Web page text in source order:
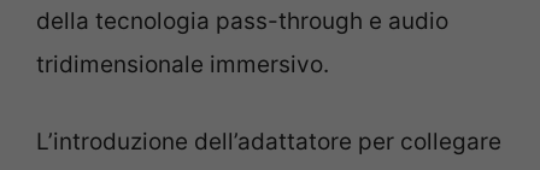
della tecnologia pass-through e audio
tridimensionale immersivo.
L’introduzione dell’adattatore per collegare